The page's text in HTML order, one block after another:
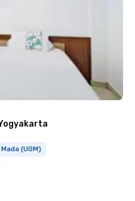
(UGM)